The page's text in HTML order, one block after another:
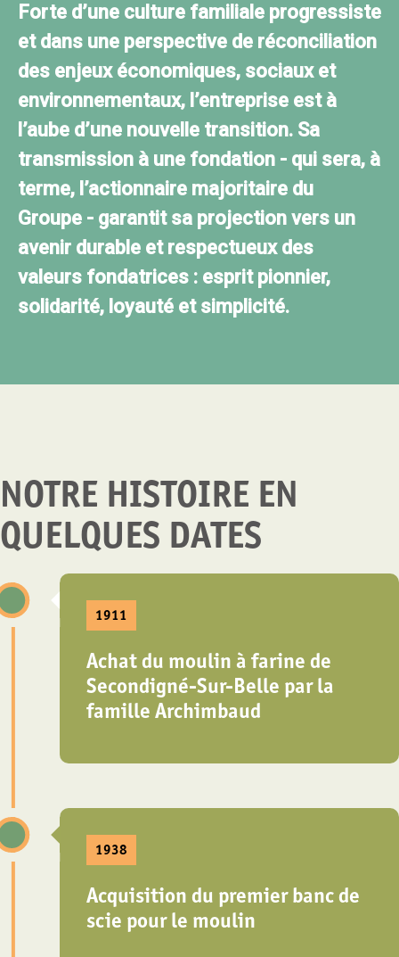
Forte d’une culture familiale progressiste
et dans une perspective de réconciliation
des enjeux économiques, sociaux et
environnementaux, l’entreprise est à
l’aube d’une nouvelle transition. Sa
transmission à une fondation - qui sera, à
terme, l’actionnaire majoritaire du
Groupe - garantit sa projection vers un
avenir durable et respectueux des
valeurs fondatrices : esprit pionnier,
solidarité, loyauté et simplicité.
NOTRE HISTOIRE EN
QUELQUES DATES
1911
Achat du moulin à farine de
Secondigné-Sur-Belle par la
famille Archimbaud
1938
Acquisition du premier banc de
scie pour le moulin